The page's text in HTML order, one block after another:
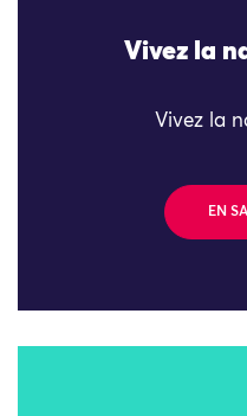
Vivez la
Vivez la
EN